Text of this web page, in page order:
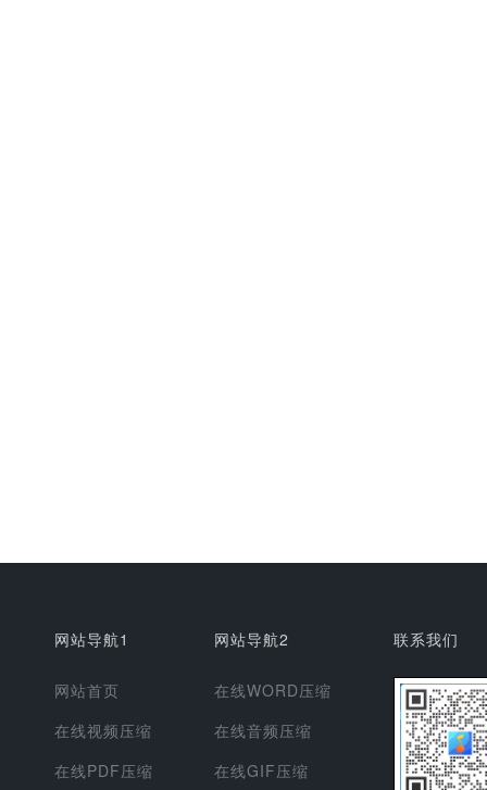
网站导航1
网站首页
在线视频压缩
在线PDF压缩
网站导航2
在线WORD压缩
在线音频压缩
在线GIF压缩
联系我们